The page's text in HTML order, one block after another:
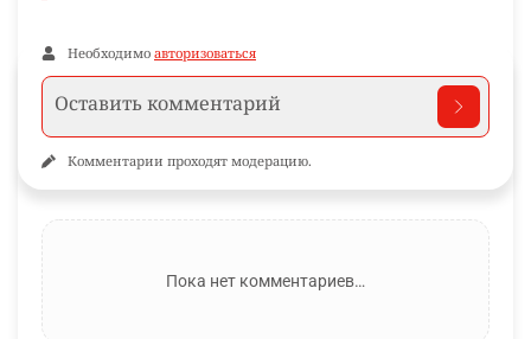
Необходимо авторизоваться
Комментарии проходят модерацию.
Пока нет комментариев…